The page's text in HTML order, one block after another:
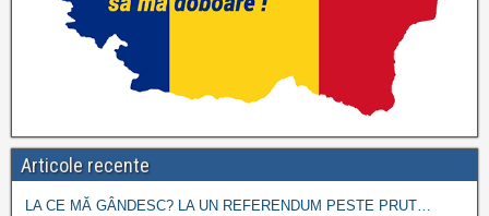
Articole recente
LA CE MĂ GÂNDESC? LA UN REFERENDUM PESTE PRUT…